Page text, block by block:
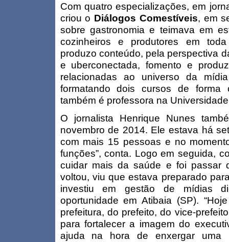
Com quatro especializações, em
criou o Diálogos Comestíveis, em
sobre gastronomia e teimava em
cozinheiros e produtores em
produzo conteúdo, pela perspectiva
e uberconectada, fomento e
relacionadas ao universo da
formatando dois cursos de forma
também é professora na
O jornalista Henrique Nunes
novembro de 2014. Ele estava há
com mais 15 pessoas e no
funções”, conta. Logo em seguida,
cuidar mais da saúde e foi passar
voltou, viu que estava preparado
investiu em gestão de mídias
oportunidade em Atibaia (SP).
prefeitura, do prefeito, do vice-
para fortalecer a imagem do
ajuda na hora de enxergar uma